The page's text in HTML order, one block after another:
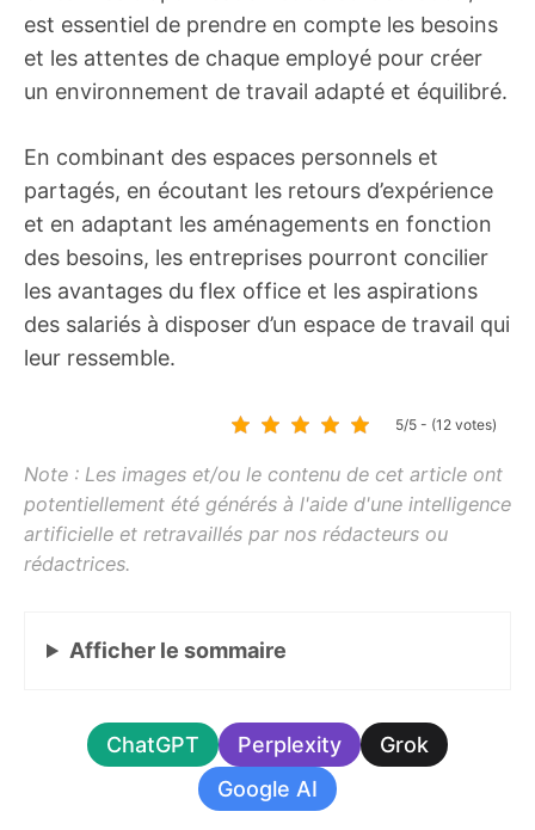
est essentiel de prendre en compte les besoins
et les attentes de chaque employé pour créer
un environnement de travail adapté et équilibré.
En combinant des espaces personnels et
partagés, en écoutant les retours d’expérience
et en adaptant les aménagements en fonction
des besoins, les entreprises pourront concilier
les avantages du flex office et les aspirations
des salariés à disposer d’un espace de travail qui
leur ressemble.
5/5 - (12 votes)
Afficher le sommaire
ChatGPT Perplexity
Grok
Google AI